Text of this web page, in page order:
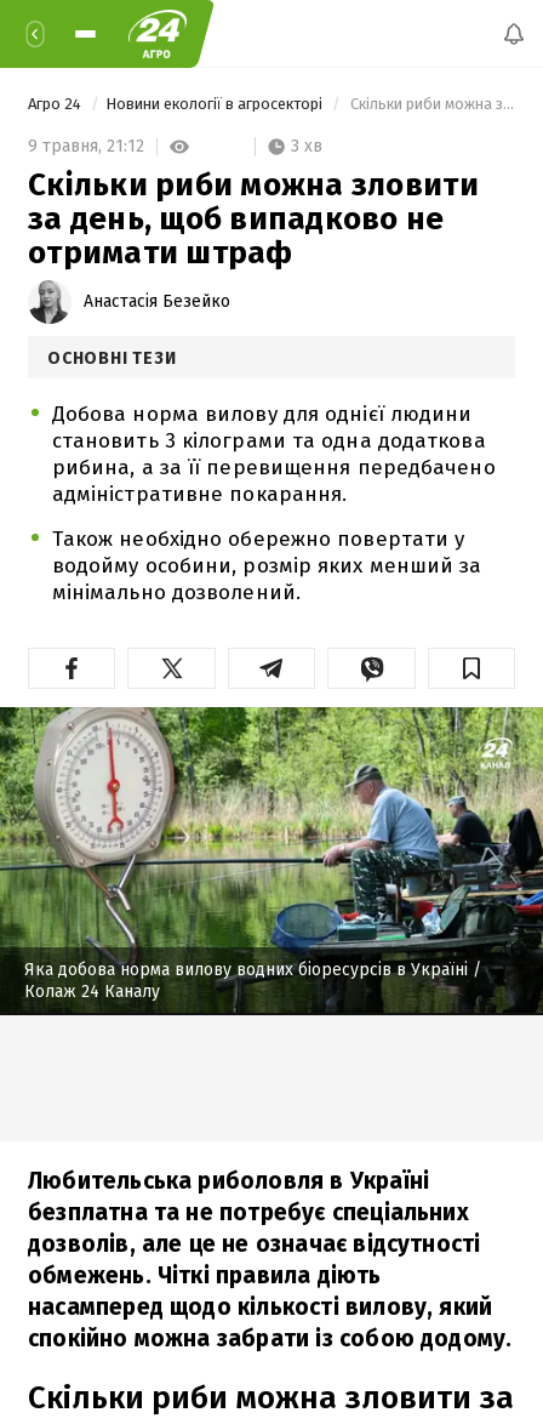
Агро 24 Новини екології в агросекторі Скільки риби можна зловити за день, щоб випадково не отримати штраф
9 травня, 21:12 3 хв
Скільки риби можна зловити
за день, щоб випадково не
отримати штраф
Анастасія Безейко
ОСНОВНІ ТЕЗИ
Добова норма вилову для однієї людини
становить 3 кілограми та одна додаткова
рибина, а за її перевищення передбачено
адміністративне покарання.
Також необхідно обережно повертати у
водойму особини, розмір яких менший за
мінімально дозволений.
Яка добова норма вилову водних біоресурсів в Україні /
Колаж 24 Каналу
Любительська риболовля в Україні
безплатна та не потребує спеціальних
дозволів, але це не означає відсутності
обмежень. Чіткі правила діють
насамперед щодо кількості вилову, який
спокійно можна забрати із собою додому.
Скільки риби можна зловити за